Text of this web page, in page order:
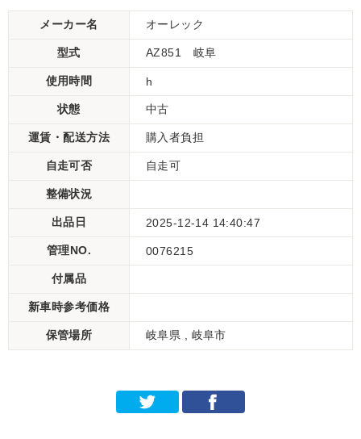
メーカー名 オーレック
型式 AZ851 岐阜
使用時間 h
状態 中古
運賃・配送方法 購入者負担
自走可否 自走可
整備状況
出品日 2025-12-14 14:40:47
管理NO. 0076215
付属品
新車時参考価格
保管場所 岐阜県 , 岐阜市